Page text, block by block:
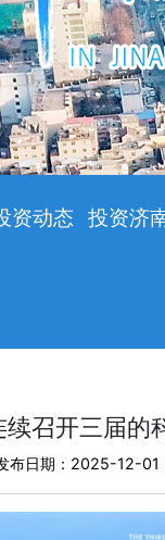
资动态 投资济
续召开三届的
布日期：2025-12-01